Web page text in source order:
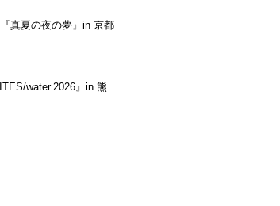
真夏の夜の夢』in 京都
water.2026』in 熊